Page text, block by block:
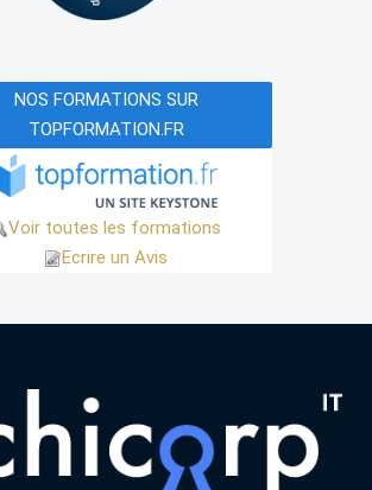
NOS FORMATIONS SUR
TOPFORMATION.FR
Voir toutes les formations
Ecrire un Avis